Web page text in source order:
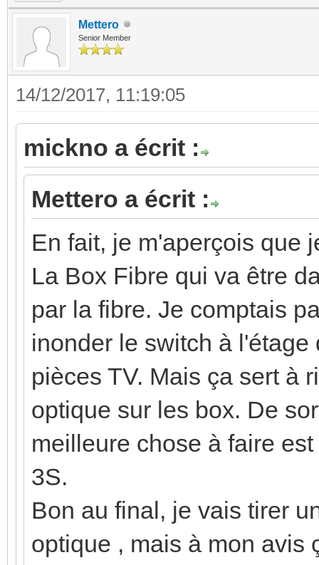
Mettero
Senior Member
14/12/2017, 11:19:05
mickno a écrit :
Mettero a écrit :
En fait, je m'aperçois que
La Box Fibre qui va être
par la fibre. Je comptais
inonder le switch à
pièces TV. Mais ça sert à
optique sur les box. De
meilleure chose à faire
3S.
Bon au final, je vais tirer
optique , mais à mon avis